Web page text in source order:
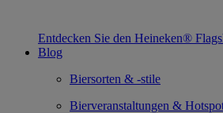
Entdecken Sie den Heineken®
Blog
Biersorten & -stile
Bierveranstaltungen &